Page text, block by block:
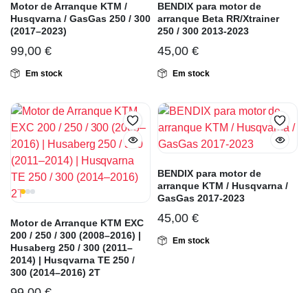
Motor de Arranque KTM /
Husqvarna / GasGas 250 / 300
(2017–2023)
99,00 €
Em stock
BENDIX para motor de
arranque Beta RR/Xtrainer
250 / 300 2013-2023
45,00 €
Em stock
Motor de Arranque KTM EXC
200 / 250 / 300 (2008–2016) |
Husaberg 250 / 300 (2011–
2014) | Husqvarna TE 250 /
300 (2014–2016) 2T
BENDIX para motor de
arranque KTM / Husqvarna /
GasGas 2017-2023
45,00 €
Em stock